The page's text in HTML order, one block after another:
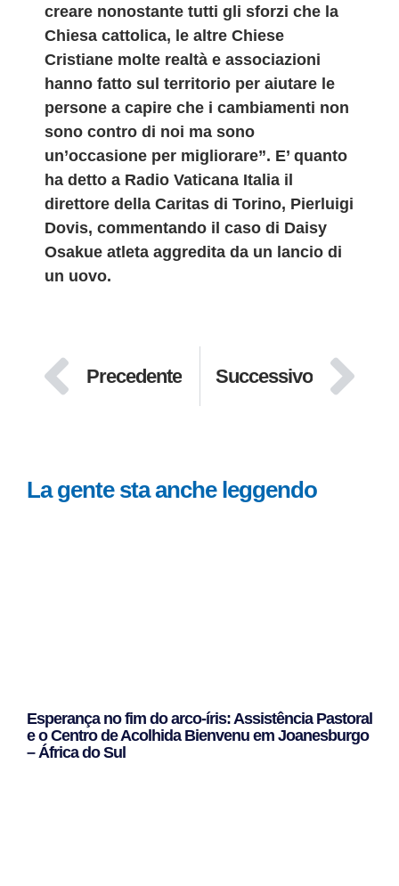
creare nonostante tutti gli sforzi che la
Chiesa cattolica, le altre Chiese
Cristiane molte realtà e associazioni
hanno fatto sul territorio per aiutare le
persone a capire che i cambiamenti non
sono contro di noi ma sono
un’occasione per migliorare”. E’ quanto
ha detto a Radio Vaticana Italia il
direttore della Caritas di Torino, Pierluigi
Dovis, commentando il caso di Daisy
Osakue atleta aggredita da un lancio di
un uovo.
Precedente Successivo
La gente sta anche leggendo
Esperança no fim do arco-íris: Assistência Pastoral
e o Centro de Acolhida Bienvenu em Joanesburgo
– África do Sul